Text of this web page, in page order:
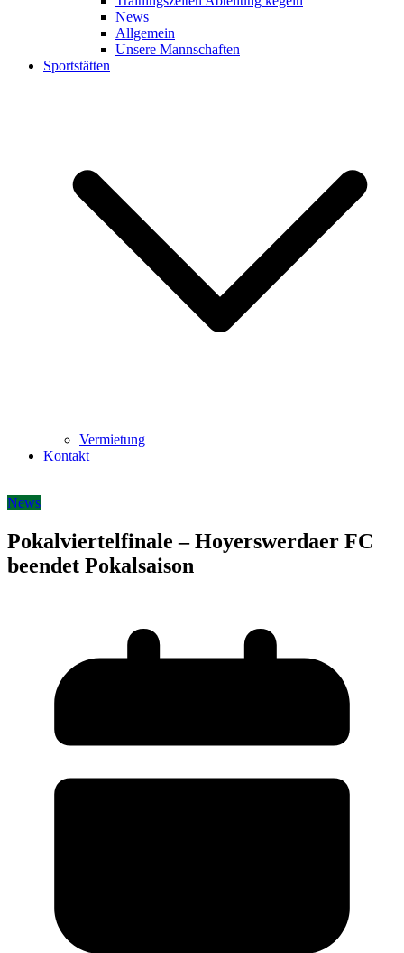
News
Allgemein
Unsere Mannschaften
Sportstätten
Vermietung
Kontakt
News
Pokalviertelfinale – Hoyerswerdaer FC
beendet Pokalsaison